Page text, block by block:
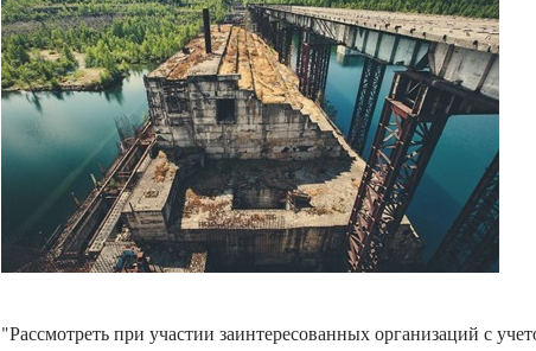
"Рассмотреть при участии заинтересованных организаций с